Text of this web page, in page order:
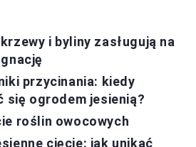
i byliny zasługują na
przycinania: kiedy
się ogrodem jesienią?
roślin owocowych
cięcie: jak unikać